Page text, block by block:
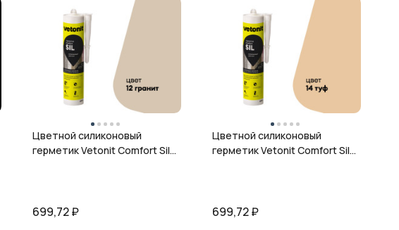
Цветной силиконовый
герметик Vetonit Comfort Sil,
699,72₽
Цветной силиконовый
герметик Vetonit Comfort Sil,
699,72₽